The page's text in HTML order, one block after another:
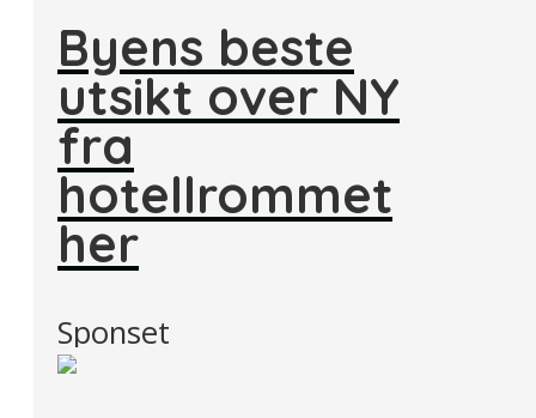
Byens beste
utsikt over NY
fra
hotellrommet
her
Sponset